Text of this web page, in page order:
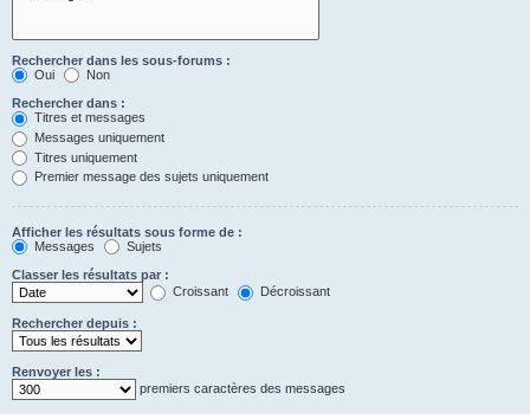
Rechercher dans les sous-forums :
Oui
Non
Rechercher dans :
Titres et messages
Messages uniquement
Titres uniquement
Premier message des sujets uniquement
Afficher les résultats sous forme de :
Messages
Sujets
Classer les résultats par :
Croissant
Décroissant
Rechercher depuis :
Renvoyer les :
premiers caractères des messages